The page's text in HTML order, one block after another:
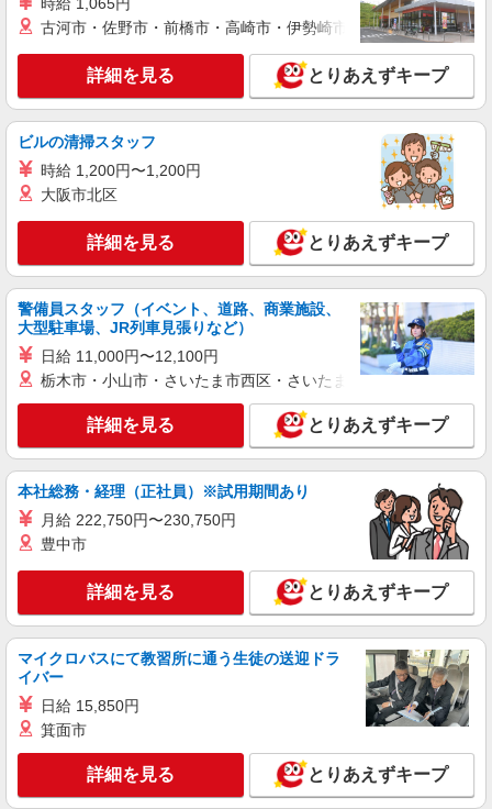
派遣社員
本宮市｜シニア向けマンションで夜勤専従＊暮
らしのお手伝い
時給1350円〜2062円 ＜日払い有/週払い有/交
通費全支給(ガソリン代含む)＞
本宮市/来社不要/面接なし/車通勤OK
キープ 詳細を見る
派遣社員
株式会社kotrio /●SD-H-1895006
＜本宮市＞デイサービスSTAFF＊16時退社も
OK！子育て世代活躍中
時給1450円〜2062円 ＜日払い有/週払い有/交
通費全支給(ガソリン代含む)＞
本宮市 二本松市からもアクセス◎
キープ 詳細を見る
派遣社員
株式会社ブレイブ（マイナビグループ）/MD09
介護スタッフ ◆デイサービス、サービス付き
高齢者向け住宅、グループホームなど様々な勤
務先から選べます。
未経験：時給1350〜1550円（資格・経験によ
る） 経験者：時給1550〜1750円（資格・経験によ
日）＝30万8000円 ◆昇給あり ◆支払い方法 ※日
払い/週払い/月払い対応も可能です。詳しくは面談
時にご相談ください。 ◆交通費：別途全額支給 ※
福島県本宮市 【最寄駅】 ◆JR東北本線「五百
川駅」 ◆JR東北本線「本宮駅」 ★その他、近隣
詳細を見る
株式会社kotrio /●SD-H-2066504
古河市・佐野市・前橋市・高崎市・伊勢崎市・太田市・館林市
詳細を見る とりあえずキープ
ビルの清掃スタッフ
時給 1,200円〜1,200円
大阪市北区
詳細を見る とりあえずキープ
警備員スタッフ（イベント、道路、商業施設、
大型駐車場、JR列車見張りなど）
日給 11,000円〜12,100円
栃木市・小山市・さいたま市西区・さいたま市岩槻区・久喜市・
詳細を見る とりあえずキープ
本社総務・経理（正社員）※試用期間あり
月給 222,750円〜230,750円
豊中市
詳細を見る とりあえずキープ
マイクロバスにて教習所に通う生徒の送迎ドラ
イバー
日給 15,850円
箕面市
詳細を見る とりあえずキープ